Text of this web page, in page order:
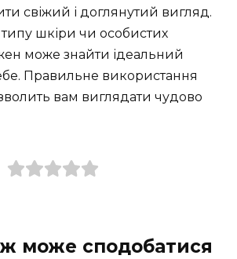
свіжий і доглянутий вигляд.
шкіри чи особистих
може знайти ідеальний
Правильне використання
вам виглядати чудово
може сподобатися